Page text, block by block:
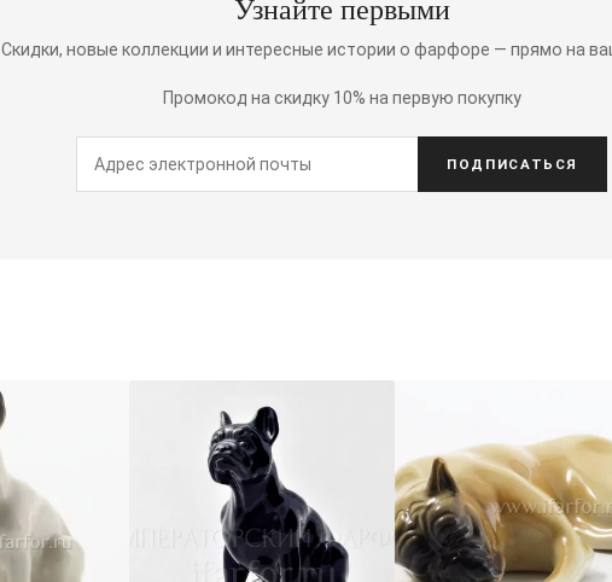
Узнайте первыми
Скидки, новые коллекции и интересные истории о фарфоре — прямо на
Промокод на скидку 10% на первую покупку
ПОДПИСАТЬСЯ